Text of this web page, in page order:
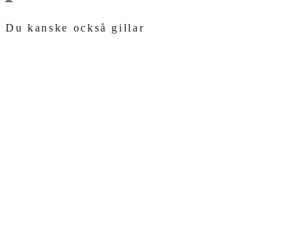
Du kanske också gillar